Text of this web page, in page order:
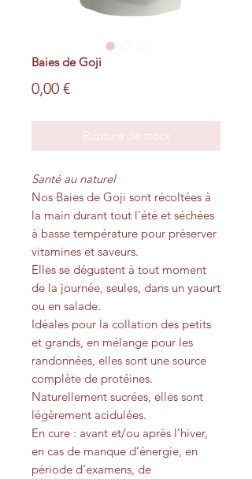
Baies de Goji
0,00 €Prix
Rupture de stock
Santé au naturel
Nos Baies de Goji sont récoltées à
la main durant tout l'été et séchées
à basse température pour préserver
vitamines et saveurs.
Elles se dégustent à tout moment
de la journée, seules, dans un yaourt
ou en salade.
Idéales pour la collation des petits
et grands, en mélange pour les
randonnées, elles sont une source
complète de protéines.
Naturellement sucrées, elles sont
légèrement acidulées.
En cure : avant et/ou après l’hiver,
en cas de manque d’énergie, en
période d’examens, de